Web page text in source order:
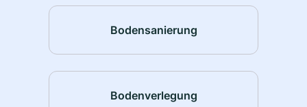
Bodensanierung
Bodenverlegung